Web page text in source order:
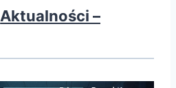
Aktualności –